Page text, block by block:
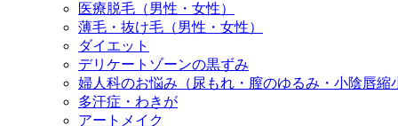
医療脱毛（男性・女性）
薄毛・抜け毛（男性・女性）
ダイエット
デリケートゾーンの黒ずみ
婦人科のお悩み（尿もれ・膣のゆるみ・小陰唇縮
多汗症・わきが
アートメイク